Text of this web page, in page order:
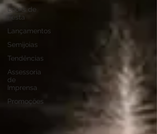
Looks de
Festa
Lançamentos
Semijoias
Tendências
Assessoria
de
Imprensa
Promoções